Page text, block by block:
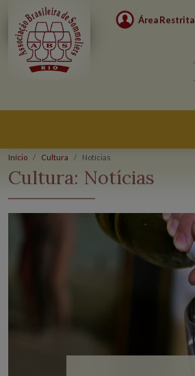
Área Restrita
Início Cultura Notícias
Cultura: Notícias